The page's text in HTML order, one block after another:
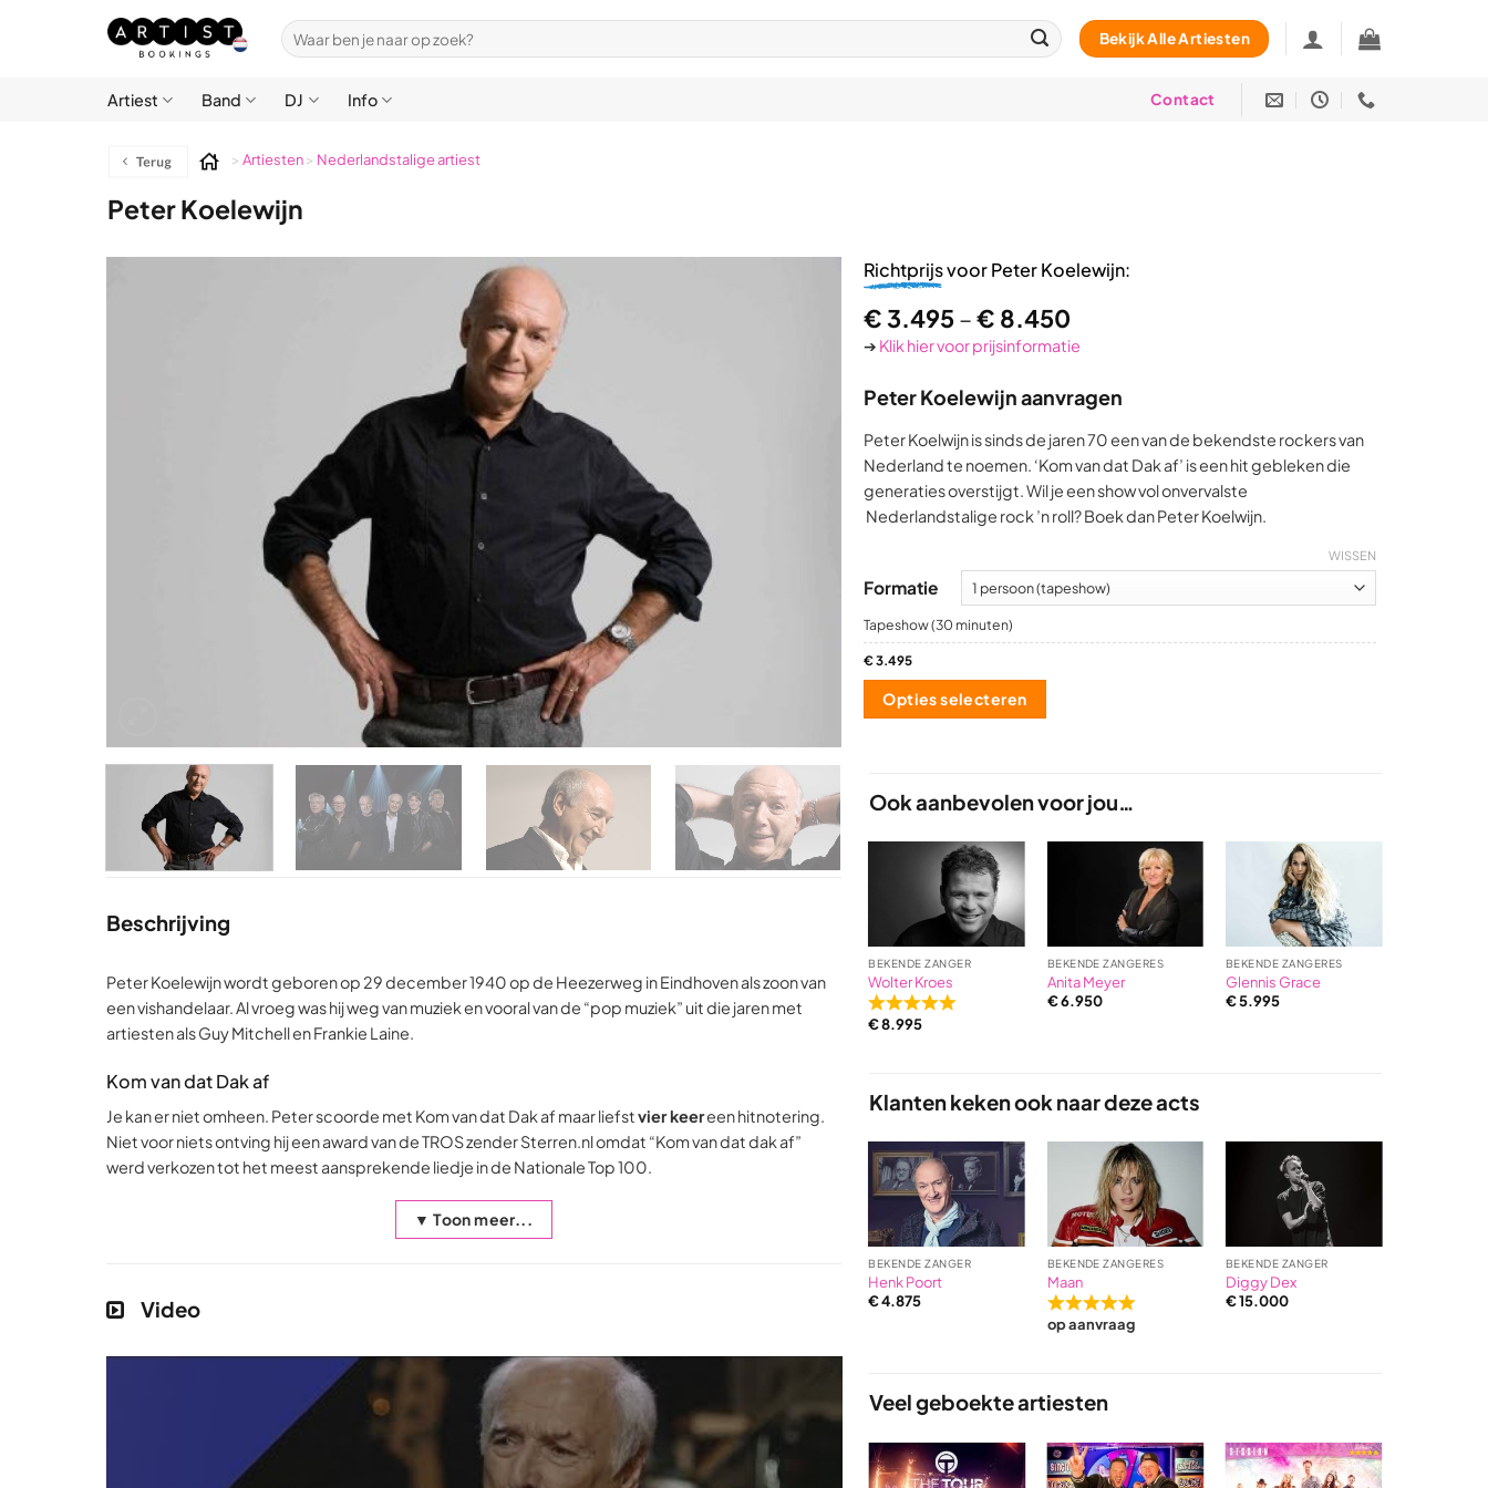
Zoeken
naar:
Bekijk Alle Artiesten
Artiest Band DJ Info Contact
> Artiesten> Nederlandstalige artiest
Peter Koelewijn
Beschrijving
Peter Koelewijn wordt geboren op 29 december 1940 op de Heezerweg in Eindhoven als zoon van
een vishandelaar. Al vroeg was hij weg van muziek en vooral van de “pop muziek” uit die jaren met
artiesten als Guy Mitchell en Frankie Laine.
Kom van dat Dak af
Je kan er niet omheen. Peter scoorde met Kom van dat Dak af maar liefstvier keereen hitnotering.
Niet voor niets ontving hij een award van de TROS zender Sterren.nl omdat “Kom van dat dak af”
werd verkozen tot het meest aansprekende liedje in de Nationale Top 100.
▼ Toon meer...
Video
Richtprijsvoor Peter Koelewijn:
€3.495–€ 8.450
➔ Klik hier voor prijsinformatie
Peter Koelewijn aanvragen
Peter Koelwijn is sinds de jaren 70 een van de bekendste rockers van
Nederland te noemen. ‘Kom van dat Dak af’ is een hit gebleken die
generaties overstijgt. Wil je een show vol onvervalste
Nederlandstalige rock ’n roll? Boek dan Peter Koelwijn.
Formatie
WISSEN
Tapeshow (30 minuten)
€3.495
Opties selecteren
Ook aanbevolen voor jou…
BEKENDE ZANGER
Wolter Kroes
Rated
5,0
5
on
4
ratings
€8.995
BEKENDE ZANGERES
Anita Meyer
€6.950
BEKENDE ZANGERES
Glennis Grace
€5.995
Klanten keken ook naar deze acts
BEKENDE ZANGER
Henk Poort
€4.875
BEKENDE ZANGERES
Maan
Rated
5,0
5
on
2
op aanvraag
BEKENDE ZANGER
Diggy Dex
€15.000
Veel geboekte artiesten